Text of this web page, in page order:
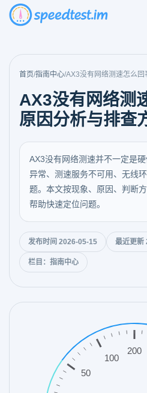
首页/指南中心/AX3没有网络测速怎么
AX3没有网络测
原因分析与排查
AX3没有网络测速并不一定是
异常、测速服务不可用、无线
题。本文按现象、原因、判断
帮助快速定位问题。
发布时间 2026-05-15 最近更新
栏目：指南中心